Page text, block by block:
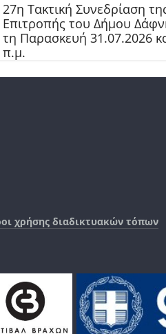
27η Τακτική Συνεδρίαση
Επιτροπής του Δήμου
τη Παρασκευή 31.07.2026
π.μ.
χρήσης διαδικτυακών τόπων